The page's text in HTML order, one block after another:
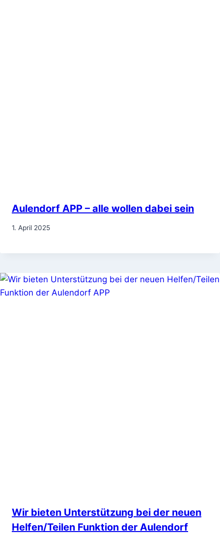
Aulendorf APP – alle wollen dabei sein
1. April 2025
Wir bieten Unterstützung bei der neuen
Helfen/Teilen Funktion der Aulendorf